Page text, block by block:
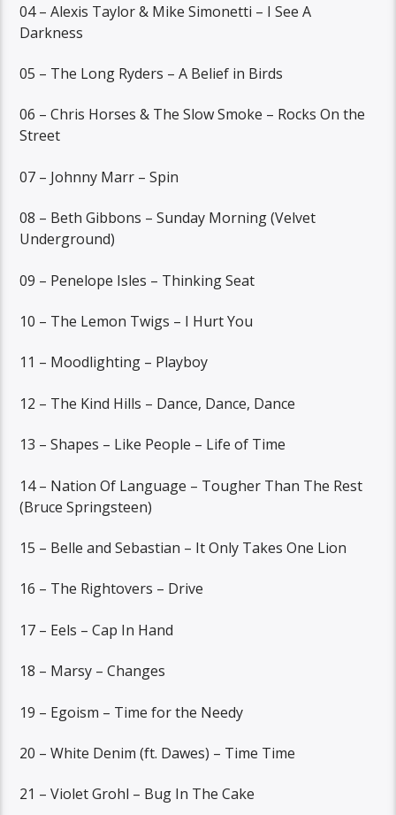
04 – Alexis Taylor & Mike Simonetti – I See A
Darkness
05 – The Long Ryders – A Belief in Birds
06 – Chris Horses & The Slow Smoke – Rocks On the
Street
07 – Johnny Marr – Spin
08 – Beth Gibbons – Sunday Morning (Velvet
Underground)
09 – Penelope Isles – Thinking Seat
10 – The Lemon Twigs – I Hurt You
11 – Moodlighting – Playboy
12 – The Kind Hills – Dance, Dance, Dance
13 – Shapes – Like People – Life of Time
14 – Nation Of Language – Tougher Than The Rest
(Bruce Springsteen)
15 – Belle and Sebastian – It Only Takes One Lion
16 – The Rightovers – Drive
17 – Eels – Cap In Hand
18 – Marsy – Changes
19 – Egoism – Time for the Needy
20 – White Denim (ft. Dawes) – Time Time
21 – Violet Grohl – Bug In The Cake